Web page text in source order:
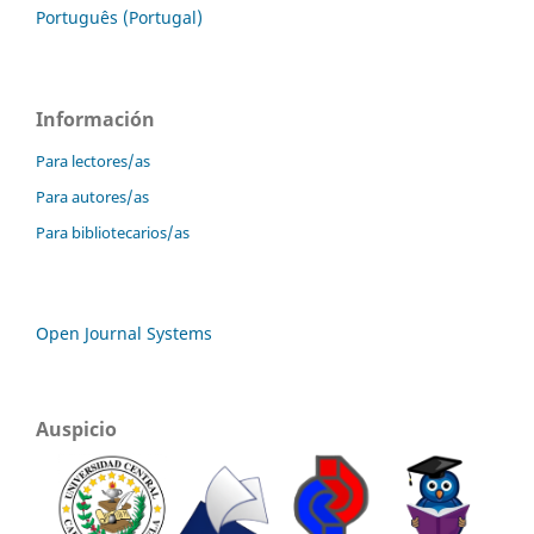
Português (Portugal)
Información
Para lectores/as
Para autores/as
Para bibliotecarios/as
Open Journal Systems
Auspicio